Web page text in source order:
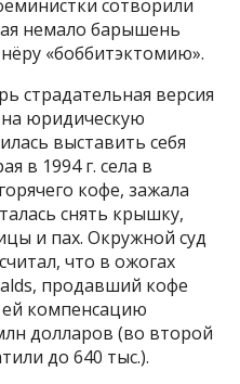
сотворили
немало барышень
«боббитэктомию».
страдательная версия
юридическую
выставить себя
в 1994 г. села в
кофе, зажала
снять крышку,
и пах. Окружной суд
что в ожогах
продавший кофе
ей компенсацию
долларов (во второй
до 640 тыс.).